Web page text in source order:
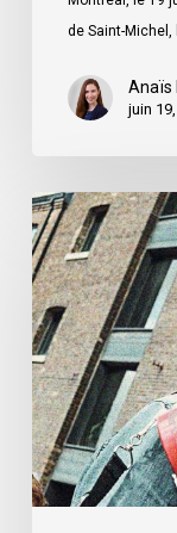
ministre
Québec
de Saint-Michel,
Anaïs
juin
L’ACLC
se
joint
à
la
déclaration
de
la
société
civile